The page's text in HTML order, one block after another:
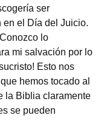
ser
en el Día del Juicio.
lo
mi salvación por lo
Esto nos
hemos tocado al
la Biblia claramente
se pueden